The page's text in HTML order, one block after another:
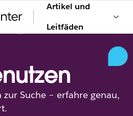
Artikel und
Leitfäden
Suche – erfahre genau,